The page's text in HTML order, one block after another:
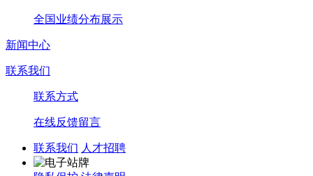
全国业绩分布展示
新闻中心
联系我们
联系方式
在线反馈留言
联系我们 人才招聘